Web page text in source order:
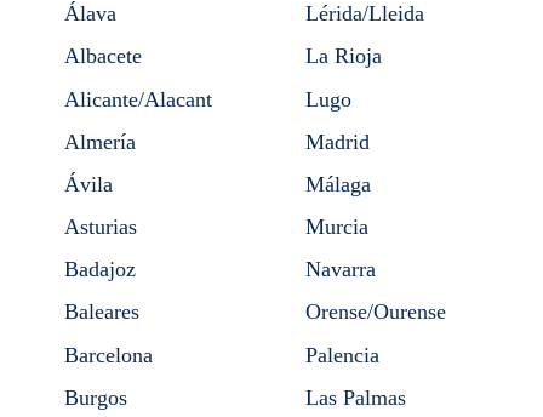
Álava
Albacete
Alicante/Alacant
Almería
Ávila
Asturias
Badajoz
Baleares
Barcelona
Burgos
Lérida/Lleida
La Rioja
Lugo
Madrid
Málaga
Murcia
Navarra
Orense/Ourense
Palencia
Las Palmas